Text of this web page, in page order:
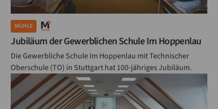
MÜHLE
Jubiläum der Gewerblichen Schule Im Hoppenlau
Die Gewerbliche Schule Im Hoppenlau mit Technischer
Oberschule (TO) in Stuttgart hat 100-jähriges Jubiläum.